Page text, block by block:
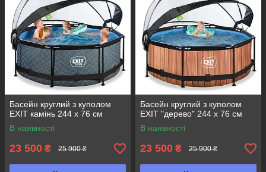
Басейн круглий з куполом
EXIT камінь 244 х 76 см
В наявності
23 500 ₴ 25 900 ₴
Басейн круглий з куполом
EXIT "дерево" 244 х 76 см
В наявності
23 500 ₴ 25 900 ₴